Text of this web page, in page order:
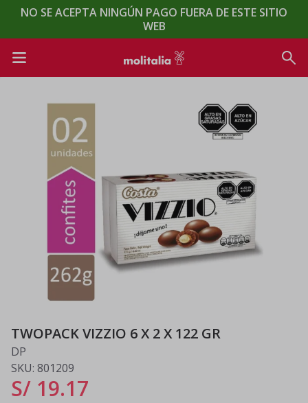
NO SE ACEPTA NINGÚN PAGO FUERA DE ESTE SITIO
WEB
TWOPACK VIZZIO 6 X 2 X 122 GR
DP
SKU: 801209
S/ 19.17